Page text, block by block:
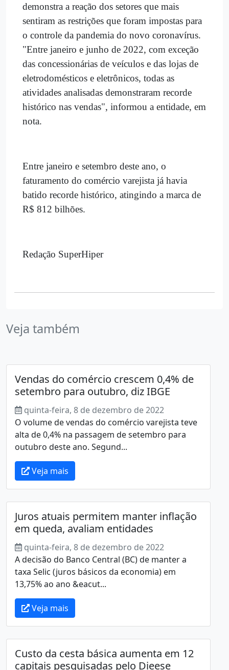
demonstra a reação dos setores que mais
sentiram as restrições que foram impostas para
o controle da pandemia do novo coronavírus.
"Entre janeiro e junho de 2022, com exceção
das concessionárias de veículos e das lojas de
eletrodomésticos e eletrônicos, todas as
atividades analisadas demonstraram recorde
histórico nas vendas", informou a entidade, em
nota.
Entre janeiro e setembro deste ano, o
faturamento do comércio varejista já havia
batido recorde histórico, atingindo a marca de
R$ 812 bilhões.
Redação SuperHiper
Veja também
Vendas do comércio crescem 0,4% de
setembro para outubro, diz IBGE
quinta-feira, 8 de dezembro de 2022
O volume de vendas do comércio varejista teve
alta de 0,4% na passagem de setembro para
outubro deste ano. Segund...
Veja mais
Juros atuais permitem manter inflação
em queda, avaliam entidades
quinta-feira, 8 de dezembro de 2022
A decisão do Banco Central (BC) de manter a
taxa Selic (juros básicos da economia) em
13,75% ao ano &eacut...
Veja mais
Custo da cesta básica aumenta em 12
capitais pesquisadas pelo Dieese